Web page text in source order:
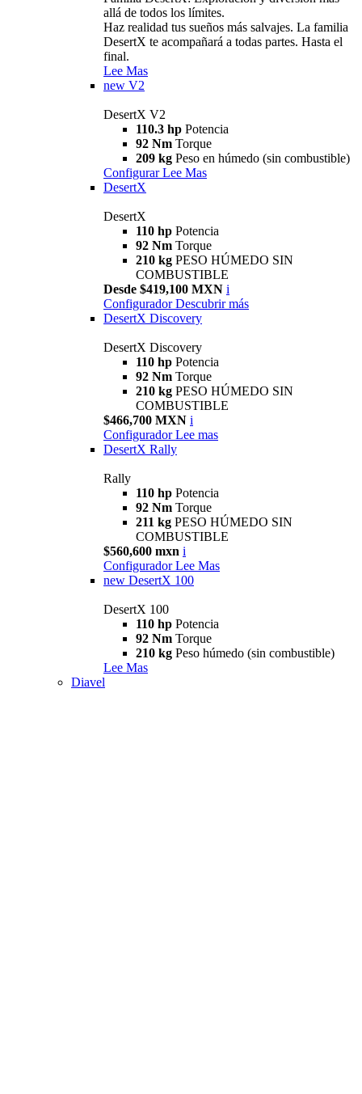
allá de todos los límites.
Haz realidad tus sueños más salvajes. La familia
DesertX te acompañará a todas partes. Hasta el
final.
Lee Mas
new V2
DesertX V2
110.3 hp Potencia
92 Nm Torque
209 kg Peso en húmedo (sin combustible)
Configurar Lee Mas
DesertX
DesertX
110 hp Potencia
92 Nm Torque
210 kg PESO HÚMEDO SIN
COMBUSTIBLE
Desde $419,100 MXN i
Configurador Descubrir más
DesertX Discovery
DesertX Discovery
110 hp Potencia
92 Nm Torque
210 kg PESO HÚMEDO SIN
COMBUSTIBLE
$466,700 MXN i
Configurador Lee mas
DesertX Rally
Rally
110 hp Potencia
92 Nm Torque
211 kg PESO HÚMEDO SIN
COMBUSTIBLE
$560,600 mxn i
Configurador Lee Mas
new DesertX 100
DesertX 100
110 hp Potencia
92 Nm Torque
210 kg Peso húmedo (sin combustible)
Lee Mas
Diavel